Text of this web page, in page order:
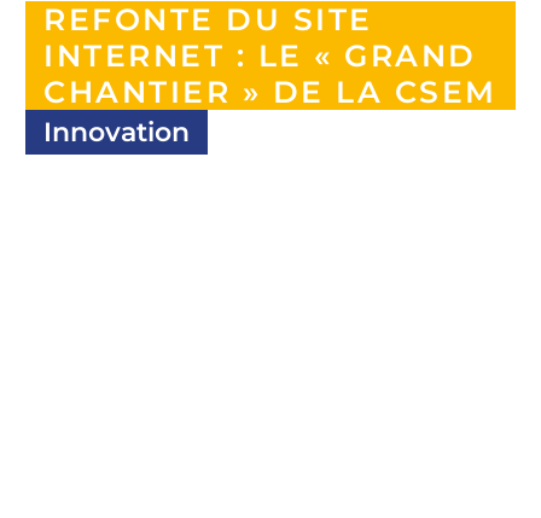
REFONTE DU SITE
INTERNET : LE « GRAND
CHANTIER » DE LA CSEM
Innovation